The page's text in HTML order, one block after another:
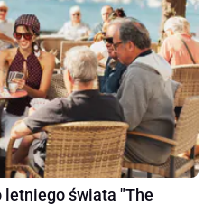
letniego świata "The